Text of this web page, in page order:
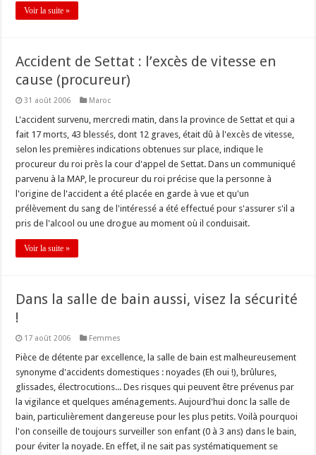
Voir la suite »
Accident de Settat : l’excès de vitesse en
cause (procureur)
31 août 2006 Maroc
L'accident survenu, mercredi matin, dans la province de Settat et qui a
fait 17 morts, 43 blessés, dont 12 graves, était dû à l'excès de vitesse,
selon les premières indications obtenues sur place, indique le
procureur du roi près la cour d'appel de Settat. Dans un communiqué
parvenu à la MAP, le procureur du roi précise que la personne à
l'origine de l'accident a été placée en garde à vue et qu'un
prélèvement du sang de l'intéressé a été effectué pour s'assurer s'il a
pris de l'alcool ou une drogue au moment où il conduisait.
Voir la suite »
Dans la salle de bain aussi, visez la sécurité
!
17 août 2006 Femmes
Pièce de détente par excellence, la salle de bain est malheureusement
synonyme d'accidents domestiques : noyades (Eh oui !), brûlures,
glissades, électrocutions... Des risques qui peuvent être prévenus par
la vigilance et quelques aménagements. Aujourd'hui donc la salle de
bain, particulièrement dangereuse pour les plus petits. Voilà pourquoi
l'on conseille de toujours surveiller son enfant (0 à 3 ans) dans le bain,
pour éviter la noyade. En effet, il ne sait pas systématiquement se